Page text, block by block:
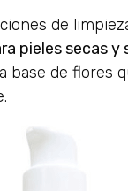
de
pieles secas y
base de flores